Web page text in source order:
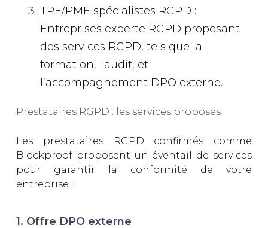
TPE/PME spécialistes RGPD :
Entreprises experte RGPD proposant
des services RGPD, tels que la
formation, l'audit, et
l’accompagnement DPO externe.
Prestataires RGPD : les services proposés
Les prestataires RGPD confirmés comme
Blockproof proposent un éventail de services
pour garantir la conformité de votre
entreprise :
1. Offre DPO externe